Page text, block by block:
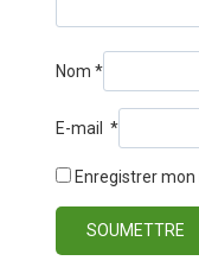
Nom *
E-mail *
Enregistrer